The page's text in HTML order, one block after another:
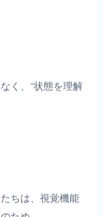
く、“状態を理解
ちは、視覚機能